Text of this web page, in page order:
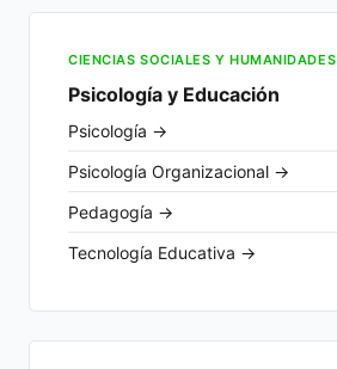
CIENCIAS SOCIALES Y HUMANIDADES
Psicología y Educación
Psicología →
Psicología Organizacional →
Pedagogía →
Tecnología Educativa →